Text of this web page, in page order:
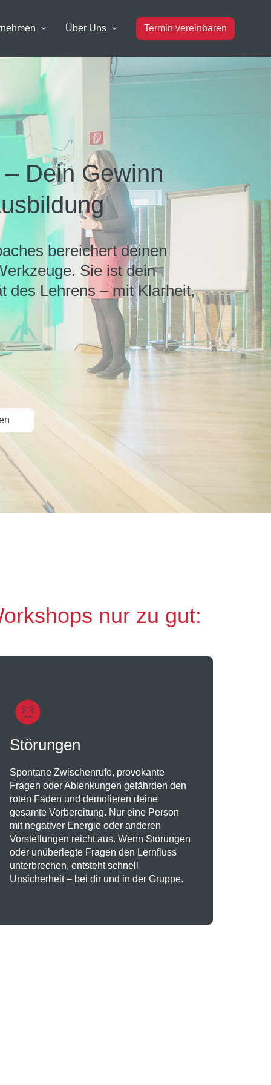
Über Uns Termin vereinbaren
Dein Gewinn
bereichert deinen
Sie ist dein
des Lehrens – mit Klarheit,
nur zu gut:
Störungen
Spontane Zwischenrufe, provokante
Fragen oder Ablenkungen gefährden den
roten Faden und demolieren deine
gesamte Vorbereitung. Nur eine Person
mit negativer Energie oder anderen
Vorstellungen reicht aus. Wenn Störungen
oder unüberlegte Fragen den Lernfluss
unterbrechen, entsteht schnell
Unsicherheit – bei dir und in der Gruppe.